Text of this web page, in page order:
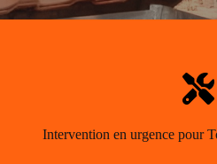
Intervention en urgence pour